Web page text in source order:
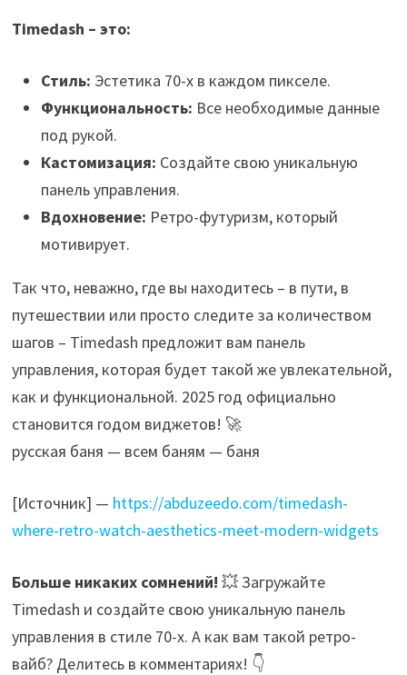
Timedash – это:
Стиль: Эстетика 70-х в каждом пикселе.
Функциональность: Все необходимые данные
под рукой.
Кастомизация: Создайте свою уникальную
панель управления.
Вдохновение: Ретро-футуризм, который
мотивирует.
Так что, неважно, где вы находитесь – в пути, в
путешествии или просто следите за количеством
шагов – Timedash предложит вам панель
управления, которая будет такой же увлекательной,
как и функциональной. 2025 год официально
становится годом виджетов! 🚀
русская баня — всем баням — баня
[Источник] — https://abduzeedo.com/timedash-
where-retro-watch-aesthetics-meet-modern-widgets
Больше никаких сомнений! 💥 Загружайте
Timedash и создайте свою уникальную панель
управления в стиле 70-х. А как вам такой ретро-
вайб? Делитесь в комментариях! 👇